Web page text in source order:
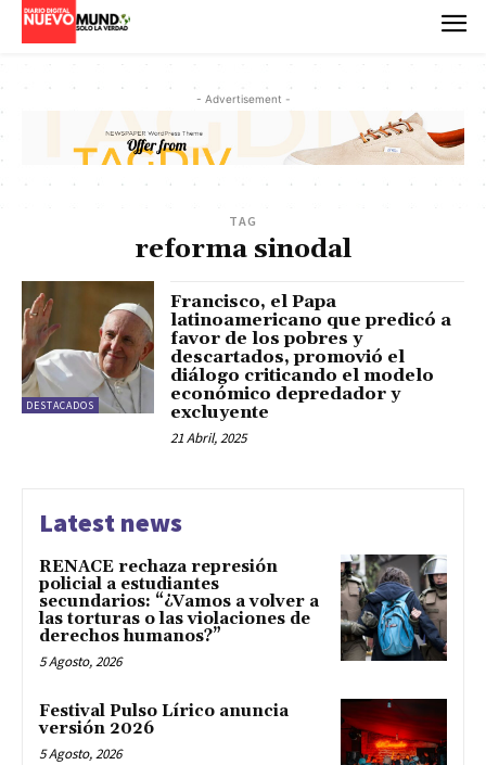
- Advertisement -
TAG
reforma sinodal
DESTACADOS
Francisco, el Papa
latinoamericano que predicó a
favor de los pobres y
descartados, promovió el
diálogo criticando el modelo
económico depredador y
excluyente
21 Abril, 2025
Latest news
RENACE rechaza represión
policial a estudiantes
secundarios: “¿Vamos a volver a
las torturas o las violaciones de
derechos humanos?”
5 Agosto, 2026
Festival Pulso Lírico anuncia
versión 2026
5 Agosto, 2026